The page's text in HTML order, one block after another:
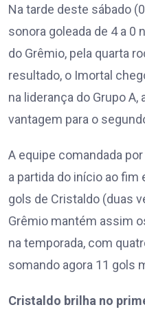
Na tarde deste sábado
sonora goleada de 4 a 0
do Grêmio, pela quarta
resultado, o Imortal
na liderança do Grupo
vantagem para o
A equipe comandada
a partida do início ao
gols de Cristaldo (duas
Grêmio mantém assim
na temporada, com
somando agora 11 gols
Cristaldo brilha no